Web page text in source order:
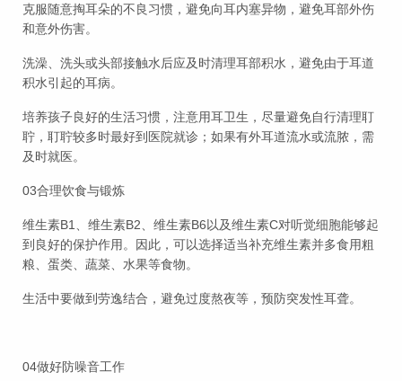
克服随意掏耳朵的不良习惯，避免向耳内塞异物，避免耳部外伤
和意外伤害。
洗澡、洗头或头部接触水后应及时清理耳部积水，避免由于耳道
积水引起的耳病。
培养孩子良好的生活习惯，注意用耳卫生，尽量避免自行清理耵
聍，耵聍较多时最好到医院就诊；如果有外耳道流水或流脓，需
及时就医。
03合理饮食与锻炼
维生素B1、维生素B2、维生素B6以及维生素C对听觉细胞能够起
到良好的保护作用。因此，可以选择适当补充维生素并多食用粗
粮、蛋类、蔬菜、水果等食物。
生活中要做到劳逸结合，避免过度熬夜等，预防突发性耳聋。
04做好防噪音工作